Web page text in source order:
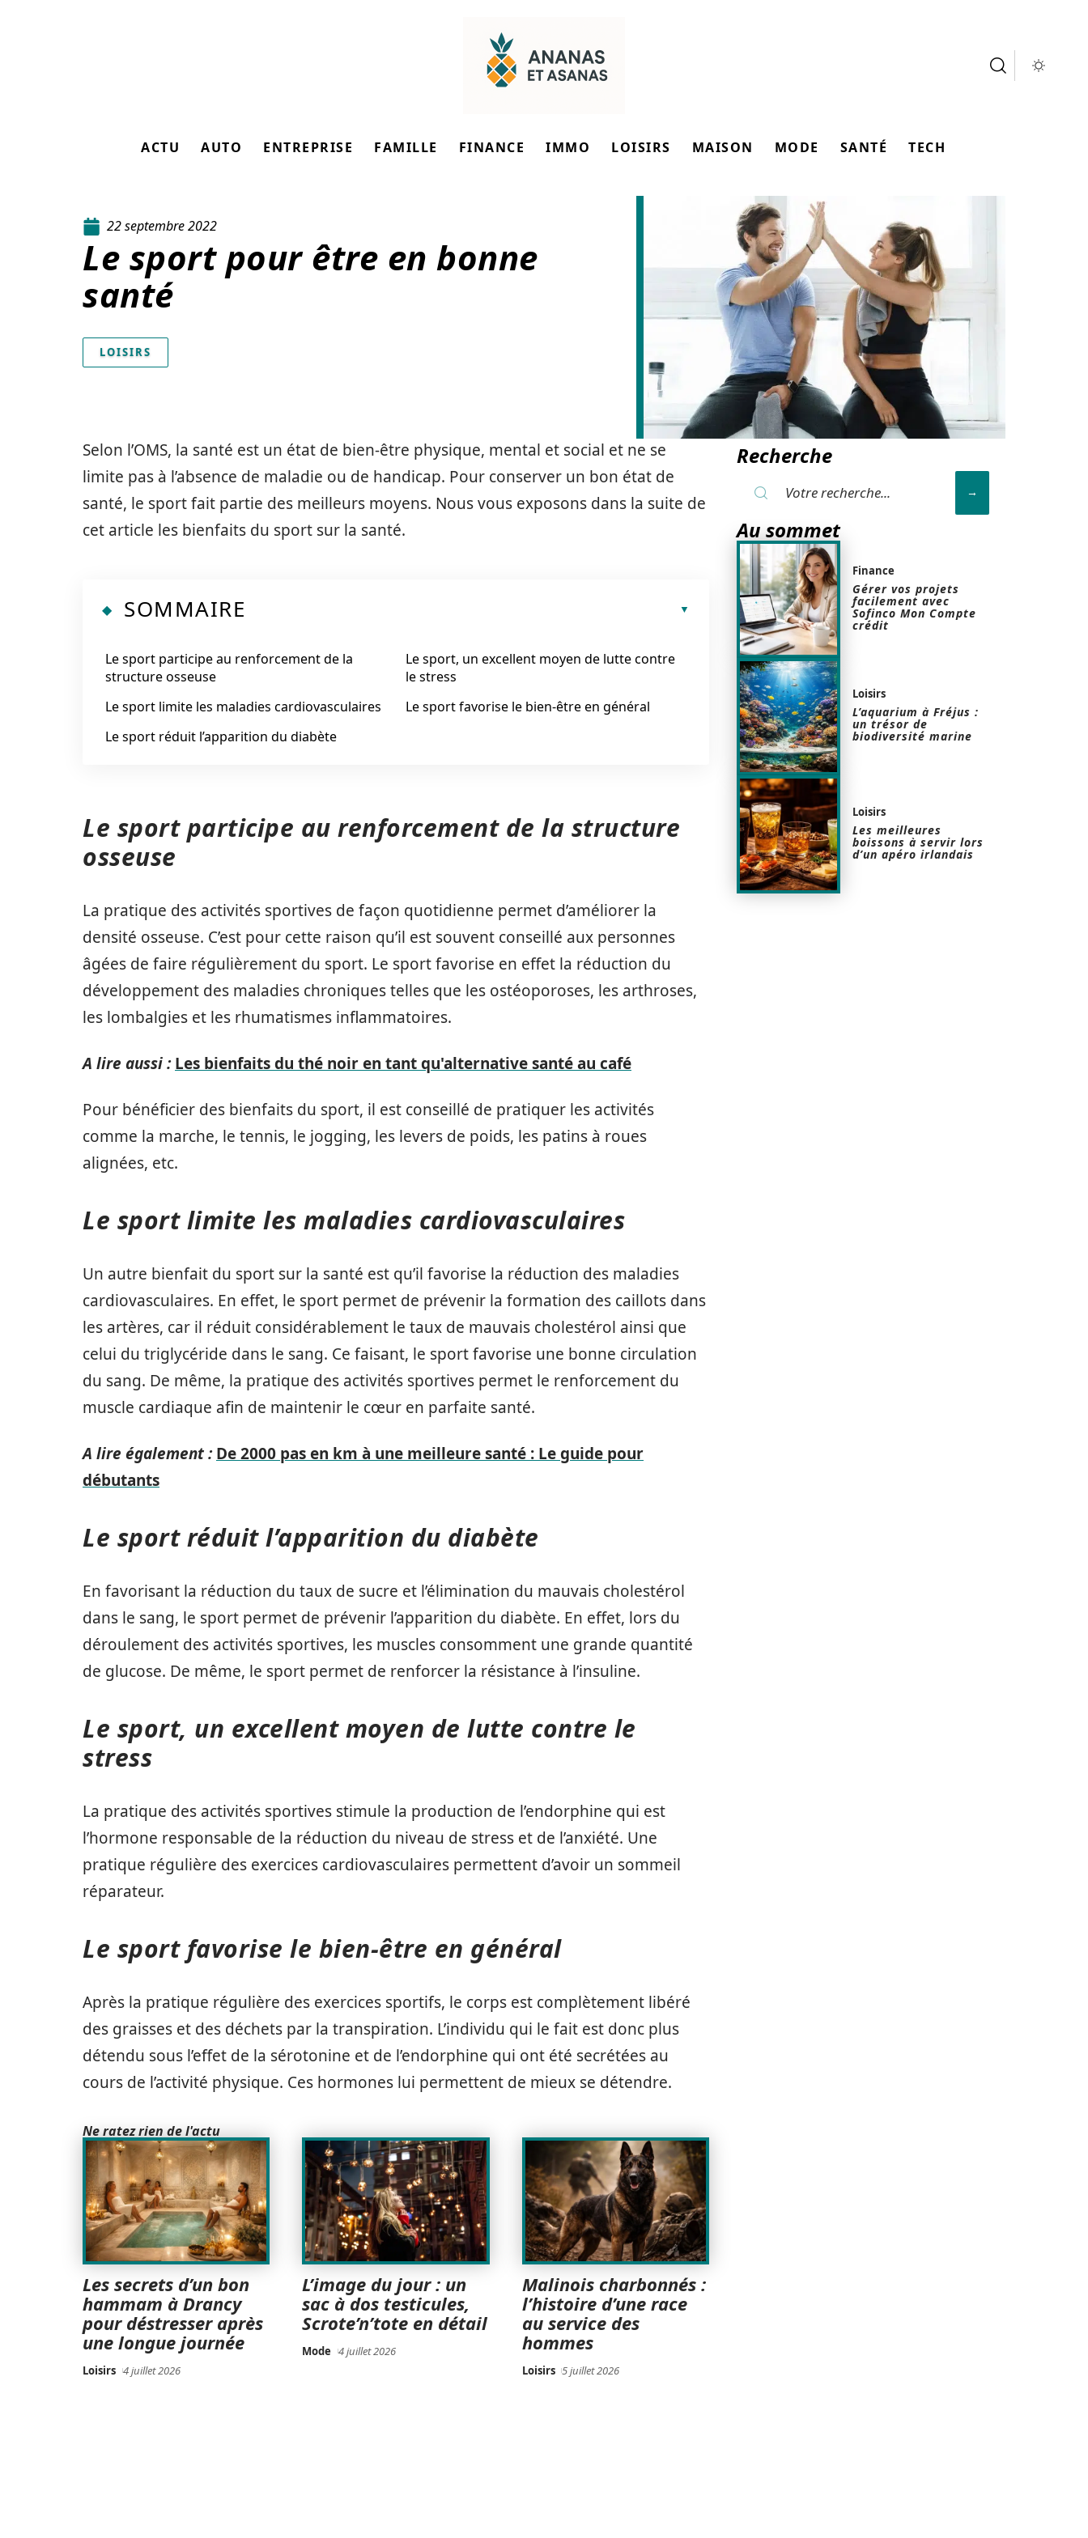
ACTU AUTO ENTREPRISE FAMILLE FINANCE IMMO LOISIRS MAISON MODE SANTÉ TECH
22 septembre 2022
Le sport pour être en bonne
santé
LOISIRS
Selon l’OMS, la santé est un état de bien-être physique, mental et social et ne se
limite pas à l’absence de maladie ou de handicap. Pour conserver un bon état de
santé, le sport fait partie des meilleurs moyens. Nous vous exposons dans la suite de
cet article les bienfaits du sport sur la santé.
SOMMAIRE
Le sport participe au renforcement de la
structure osseuse
Le sport limite les maladies cardiovasculaires
Le sport réduit l’apparition du diabète
Le sport, un excellent moyen de lutte contre
le stress
Le sport favorise le bien-être en général
Le sport participe au renforcement de la structure
osseuse
La pratique des activités sportives de façon quotidienne permet d’améliorer la
densité osseuse. C’est pour cette raison qu’il est souvent conseillé aux personnes
âgées de faire régulièrement du sport. Le sport favorise en effet la réduction du
développement des maladies chroniques telles que les ostéoporoses, les arthroses,
les lombalgies et les rhumatismes inflammatoires.
A lire aussi : Les bienfaits du thé noir en tant qu'alternative santé au café
Pour bénéficier des bienfaits du sport, il est conseillé de pratiquer les activités
comme la marche, le tennis, le jogging, les levers de poids, les patins à roues
alignées, etc.
Le sport limite les maladies cardiovasculaires
Un autre bienfait du sport sur la santé est qu’il favorise la réduction des maladies
cardiovasculaires. En effet, le sport permet de prévenir la formation des caillots dans
les artères, car il réduit considérablement le taux de mauvais cholestérol ainsi que
celui du triglycéride dans le sang. Ce faisant, le sport favorise une bonne circulation
du sang. De même, la pratique des activités sportives permet le renforcement du
muscle cardiaque afin de maintenir le cœur en parfaite santé.
A lire également : De 2000 pas en km à une meilleure santé : Le guide pour
débutants
Le sport réduit l’apparition du diabète
En favorisant la réduction du taux de sucre et l’élimination du mauvais cholestérol
dans le sang, le sport permet de prévenir l’apparition du diabète. En effet, lors du
déroulement des activités sportives, les muscles consomment une grande quantité
de glucose. De même, le sport permet de renforcer la résistance à l’insuline.
Le sport, un excellent moyen de lutte contre le
stress
La pratique des activités sportives stimule la production de l’endorphine qui est
l’hormone responsable de la réduction du niveau de stress et de l’anxiété. Une
pratique régulière des exercices cardiovasculaires permettent d’avoir un sommeil
réparateur.
Le sport favorise le bien-être en général
Après la pratique régulière des exercices sportifs, le corps est complètement libéré
des graisses et des déchets par la transpiration. L’individu qui le fait est donc plus
détendu sous l’effet de la sérotonine et de l’endorphine qui ont été secrétées au
cours de l’activité physique. Ces hormones lui permettent de mieux se détendre.
Ne ratez rien de l'actu
Les secrets d’un bon
hammam à Drancy
pour déstresser après
une longue journée
Loisirs 4 juillet 2026
L’image du jour : un
sac à dos testicules,
Scrote’n’tote en détail
Mode 4 juillet 2026
Malinois charbonnés :
l’histoire d’une race
au service des
hommes
Loisirs 5 juillet 2026
Recherche
Au sommet
Finance
Gérer vos projets
facilement avec
Sofinco Mon Compte
crédit
Loisirs
L’aquarium à Fréjus :
un trésor de
biodiversité marine
Loisirs
Les meilleures
boissons à servir lors
d’un apéro irlandais